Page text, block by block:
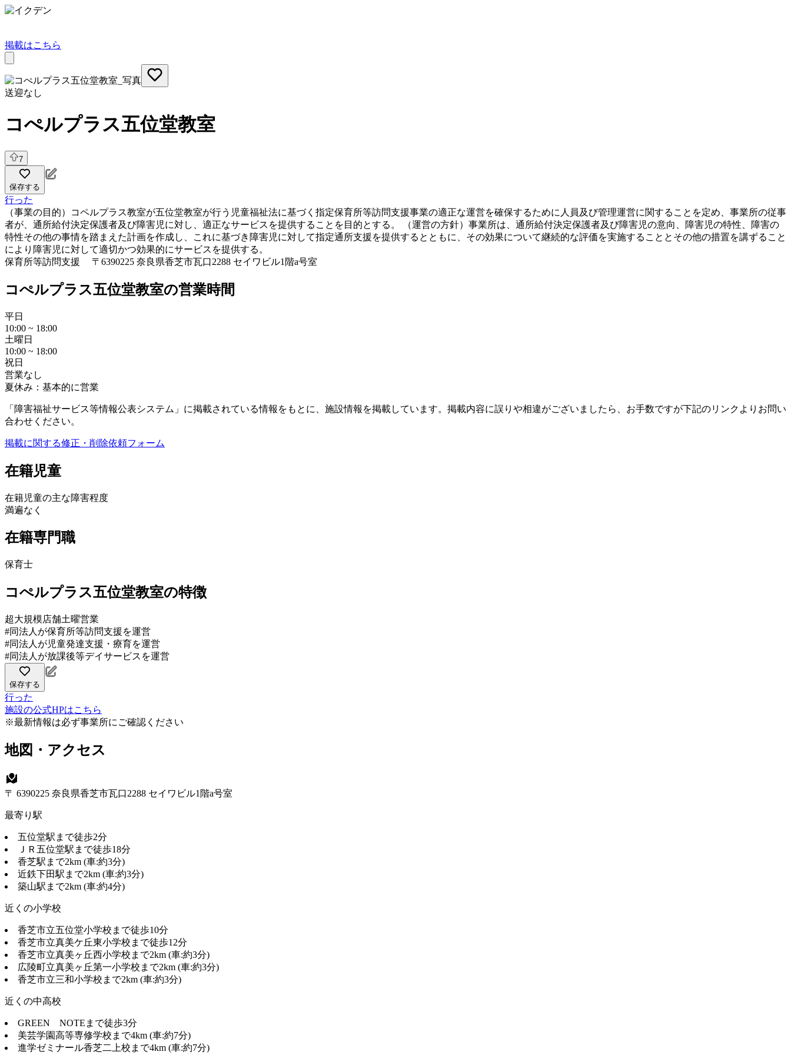
掲載はこちら
送迎なし
コぺルプラス五位堂教室
7
保存する
行った
（事業の目的）コペルプラス教室が五位堂教室が行う児童福祉法に基づく指定保育所等訪問支援事業の適正な運営を確保するために人員及び管理運営に関することを定め、事業所の従事
者が、通所給付決定保護者及び障害児に対し、適正なサービスを提供することを目的とする。 （運営の方針）事業所は、通所給付決定保護者及び障害児の意向、障害児の特性、障害の
特性その他の事情を踏まえた計画を作成し、これに基づき障害児に対して指定通所支援を提供するとともに、その効果について継続的な評価を実施することとその他の措置を講ずること
により障害児に対して適切かつ効果的にサービスを提供する。
保育所等訪問支援 〒6390225 奈良県香芝市瓦口2288 セイワビル1階a号室
コぺルプラス五位堂教室の営業時間
平日
10:00 ~ 18:00
土曜日
10:00 ~ 18:00
祝日
営業なし
夏休み：基本的に営業
「障害福祉サービス等情報公表システム」に掲載されている情報をもとに、施設情報を掲載しています。掲載内容に誤りや相違がございましたら、お手数ですが下記のリンクよりお問い
合わせください。
掲載に関する修正・削除依頼フォーム
在籍児童
在籍児童の主な障害程度
満遍なく
在籍専門職
保育士
コぺルプラス五位堂教室の特徴
超大規模店舗土曜営業
#同法人が保育所等訪問支援を運営
#同法人が児童発達支援・療育を運営
#同法人が放課後等デイサービスを運営
保存する
行った
施設の公式HPはこちら
※最新情報は必ず事業所にご確認ください
地図・アクセス
〒 6390225 奈良県香芝市瓦口2288 セイワビル1階a号室
最寄り駅
五位堂駅まで徒歩2分
ＪＲ五位堂駅まで徒歩18分
香芝駅まで2km (車:約3分)
近鉄下田駅まで2km (車:約3分)
築山駅まで2km (車:約4分)
近くの小学校
香芝市立五位堂小学校まで徒歩10分
香芝市立真美ケ丘東小学校まで徒歩12分
香芝市立真美ヶ丘西小学校まで2km (車:約3分)
広陵町立真美ヶ丘第一小学校まで2km (車:約3分)
香芝市立三和小学校まで2km (車:約3分)
近くの中高校
GREEN NOTEまで徒歩3分
美芸学園高等専修学校まで4km (車:約7分)
進学ゼミナール香芝二上校まで4km (車:約7分)